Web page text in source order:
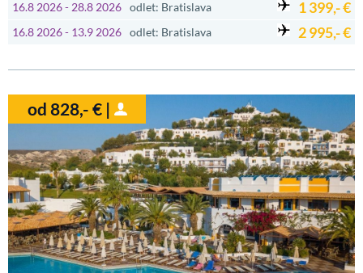
16.8 2026 - 28.8 2026 odlet: Bratislava 1 399,- €
16.8 2026 - 13.9 2026 odlet: Bratislava 2 995,- €
od 828,- € |